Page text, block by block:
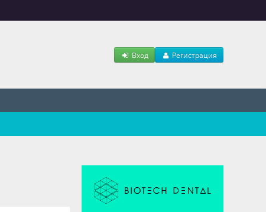
Вход Регистрация